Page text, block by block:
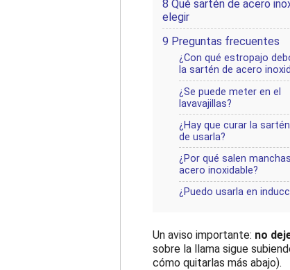
8 Qué sartén de acero
elegir
9 Preguntas frecuentes
¿Con qué estropajo
la sartén de acero
¿Se puede meter en el
lavavajillas?
¿Hay que curar la
de usarla?
¿Por qué salen
acero inoxidable?
¿Puedo usarla en
Un aviso importante: no
sobre la llama sigue
cómo quitarlas más abajo).